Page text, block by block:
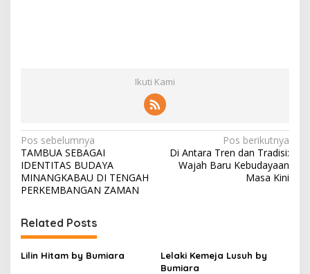
Ikuti Kami
N
a
v
i
g
a
s
Pos sebelumnya
TAMBUA SEBAGAI
IDENTITAS BUDAYA
MINANGKABAU DI TENGAH
PERKEMBANGAN ZAMAN
Pos berikutnya
Di Antara Tren dan Tradisi:
Wajah Baru Kebudayaan
Masa Kini
Related Posts
Lilin Hitam by Bumiara
Lelaki Kemeja Lusuh by
Bumiara